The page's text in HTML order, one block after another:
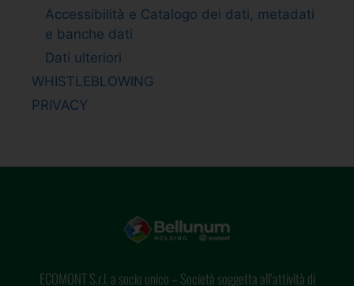
Accessibilità e Catalogo dei dati, metadati
e banche dati
Dati ulteriori
WHISTLEBLOWING
PRIVACY
ECOMONT S.r.l. a socio unico – Società soggetta all’attività di